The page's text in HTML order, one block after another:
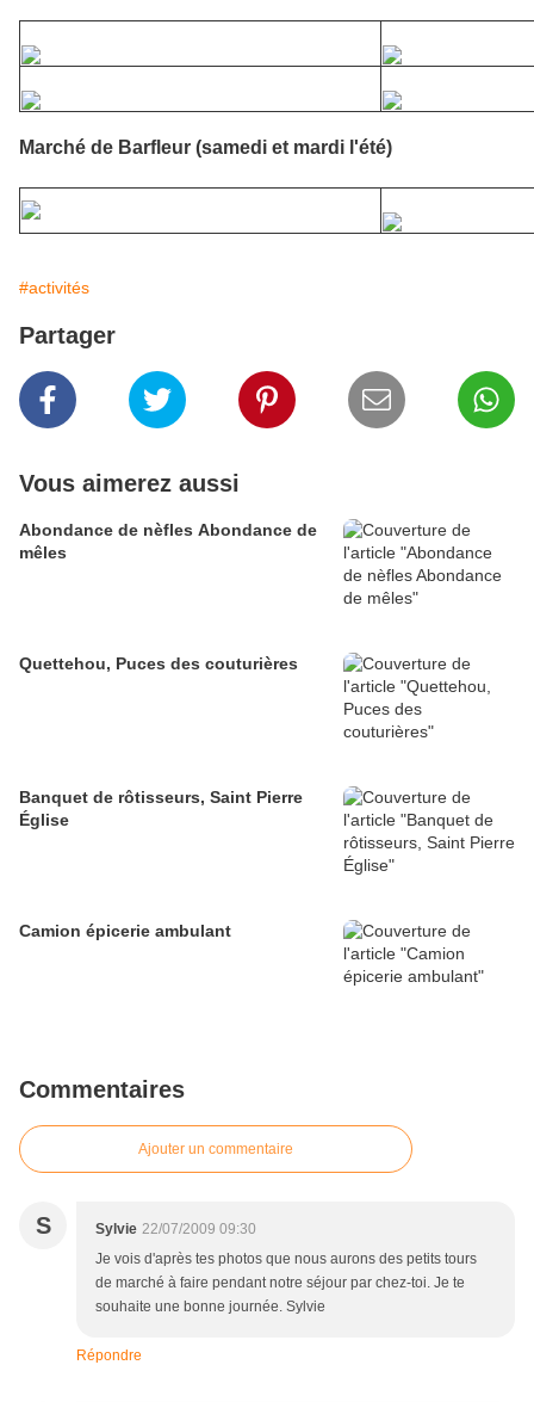
Marché de Barfleur (samedi et mardi l'été)
#activités
Partager
Vous aimerez aussi
Abondance de nèfles Abondance de
mêles
Quettehou, Puces des couturières
Banquet de rôtisseurs, Saint Pierre
Église
Camion épicerie ambulant
Commentaires
Ajouter un commentaire
S Sylvie 22/07/2009 09:30
Je vois d'après tes photos que nous aurons des petits tours
de marché à faire pendant notre séjour par chez-toi. Je te
souhaite une bonne journée. Sylvie
Répondre